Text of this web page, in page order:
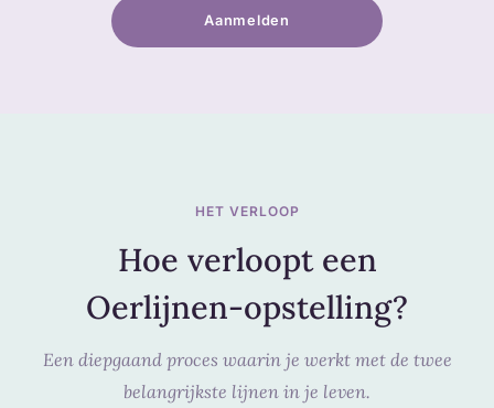
Aanmelden
HET VERLOOP
Hoe verloopt een
Oerlijnen-opstelling?
Een diepgaand proces waarin je werkt met de twee
belangrijkste lijnen in je leven.